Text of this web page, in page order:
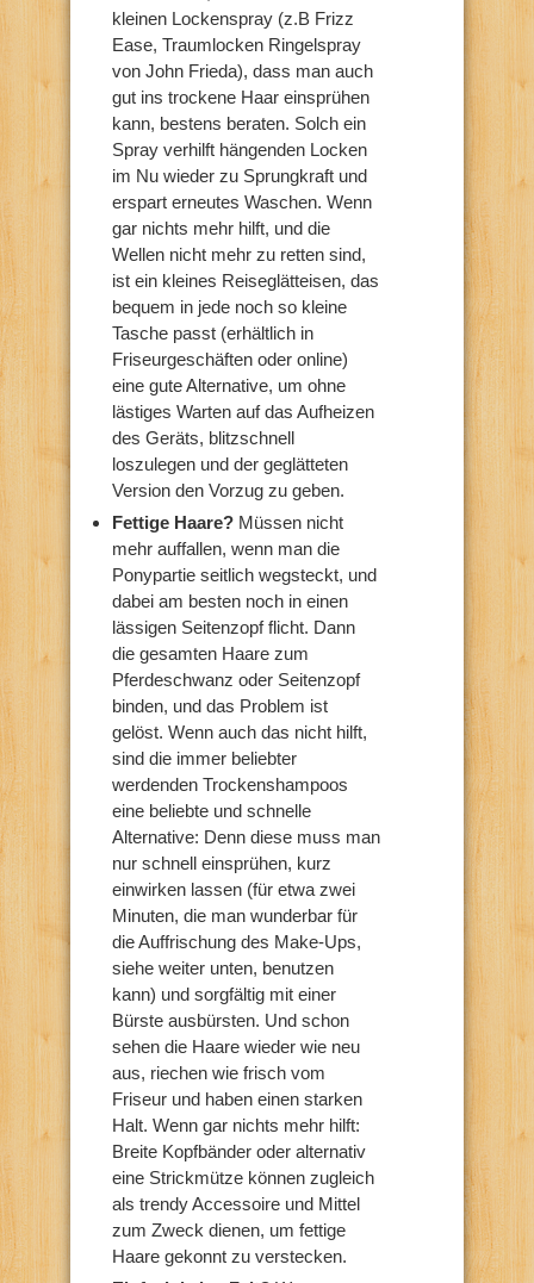
kleinen Lockenspray (z.B Frizz
Ease, Traumlocken Ringelspray
von John Frieda), dass man auch
gut ins trockene Haar einsprühen
kann, bestens beraten. Solch ein
Spray verhilft hängenden Locken
im Nu wieder zu Sprungkraft und
erspart erneutes Waschen. Wenn
gar nichts mehr hilft, und die
Wellen nicht mehr zu retten sind,
ist ein kleines Reiseglätteisen, das
bequem in jede noch so kleine
Tasche passt (erhältlich in
Friseurgeschäften oder online)
eine gute Alternative, um ohne
lästiges Warten auf das Aufheizen
des Geräts, blitzschnell
loszulegen und der geglätteten
Version den Vorzug zu geben.
Fettige Haare? Müssen nicht
mehr auffallen, wenn man die
Ponypartie seitlich wegsteckt, und
dabei am besten noch in einen
lässigen Seitenzopf flicht. Dann
die gesamten Haare zum
Pferdeschwanz oder Seitenzopf
binden, und das Problem ist
gelöst. Wenn auch das nicht hilft,
sind die immer beliebter
werdenden Trockenshampoos
eine beliebte und schnelle
Alternative: Denn diese muss man
nur schnell einsprühen, kurz
einwirken lassen (für etwa zwei
Minuten, die man wunderbar für
die Auffrischung des Make-Ups,
siehe weiter unten, benutzen
kann) und sorgfältig mit einer
Bürste ausbürsten. Und schon
sehen die Haare wieder wie neu
aus, riechen wie frisch vom
Friseur und haben einen starken
Halt. Wenn gar nichts mehr hilft:
Breite Kopfbänder oder alternativ
eine Strickmütze können zugleich
als trendy Accessoire und Mittel
zum Zweck dienen, um fettige
Haare gekonnt zu verstecken.